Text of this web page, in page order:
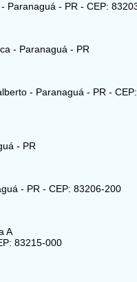
Paranaguá - PR - CEP:
- Paranaguá - PR
- Paranaguá - PR - CEP:
- PR
- PR - CEP: 83206-200
A
83215-000